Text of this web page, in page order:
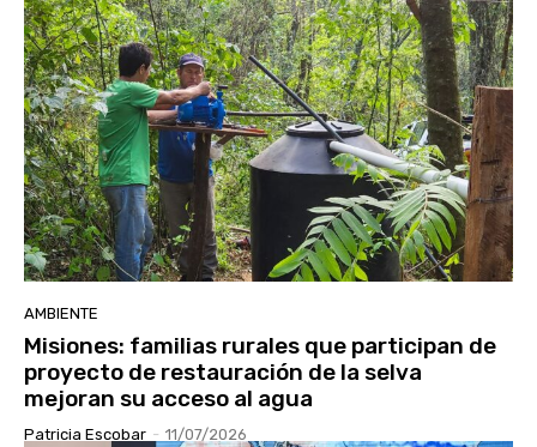
AMBIENTE
Misiones: familias rurales que participan de
proyecto de restauración de la selva
mejoran su acceso al agua
Patricia Escobar - 11/07/2026